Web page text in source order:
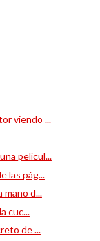
viendo ...
películ...
las pág...
mano d...
cuc...
de ...